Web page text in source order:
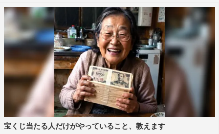
宝くじ当たる人だけがやっていること、教えます